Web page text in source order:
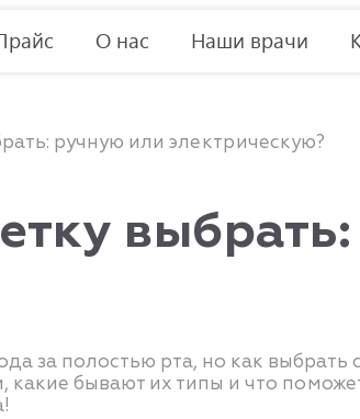
О нас Наши врачи
ручную или электрическую?
за полостью рта, но как
бывают их типы и что